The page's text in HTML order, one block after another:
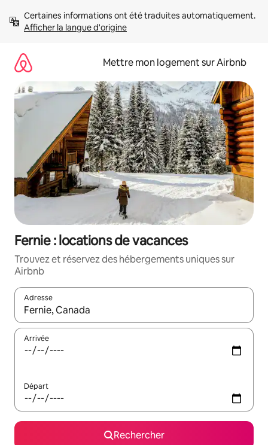
directement
Afficher la langue d'origine
Mettre mon logement sur Airbnb
Fernie : locations de vacances
Trouvez et réservez des hébergements uniques sur
Airbnb
Adresse
Lorsque les résultats s'affichent, utilisez les flèches vers le
Arrivée
Départ
Rechercher